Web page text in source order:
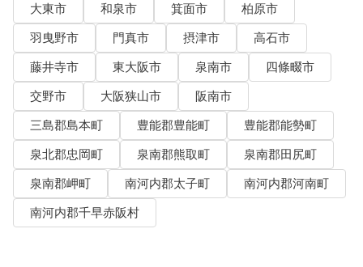
大東市
和泉市 箕面市
柏原市
羽曳野市
門真市 摂津市
高石市
藤井寺市
東大阪市 泉南市
四條畷市
交野市
大阪狭山市
阪南市
三島郡島本町
豊能郡豊能町
豊能郡能勢町
泉北郡忠岡町
泉南郡熊取町
泉南郡田尻町
泉南郡岬町
南河内郡太子町
南河内郡河南町
南河内郡千早赤阪村